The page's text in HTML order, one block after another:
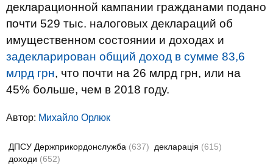
декларационной кампании гражданами подано
почти 529 тыс. налоговых деклараций об
имущественном состоянии и доходах и
задекларирован общий доход в сумме 83,6
млрд грн, что почти на 26 млрд грн, или на
45% больше, чем в 2018 году.
Автор: Михайло Орлюк
ДПСУ Держприкордонслужба (637) декларація (615)
доходи (652)